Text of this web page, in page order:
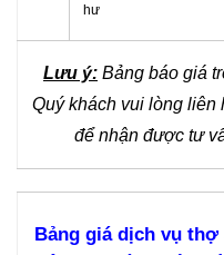
hư
Lưu ý: Bảng báo giá
Quý khách vui lòng liên
để nhận được tư
Bảng giá dịch vụ